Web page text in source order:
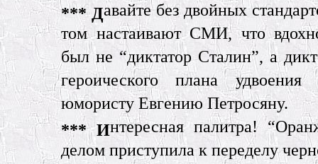
***Давайте без двойных
том настаивают СМИ, что
был не “диктатор Сталин”, а
героического плана
юмористу Евгению Петросяну.
*** Интересная палитра!
делом приступила к переделу